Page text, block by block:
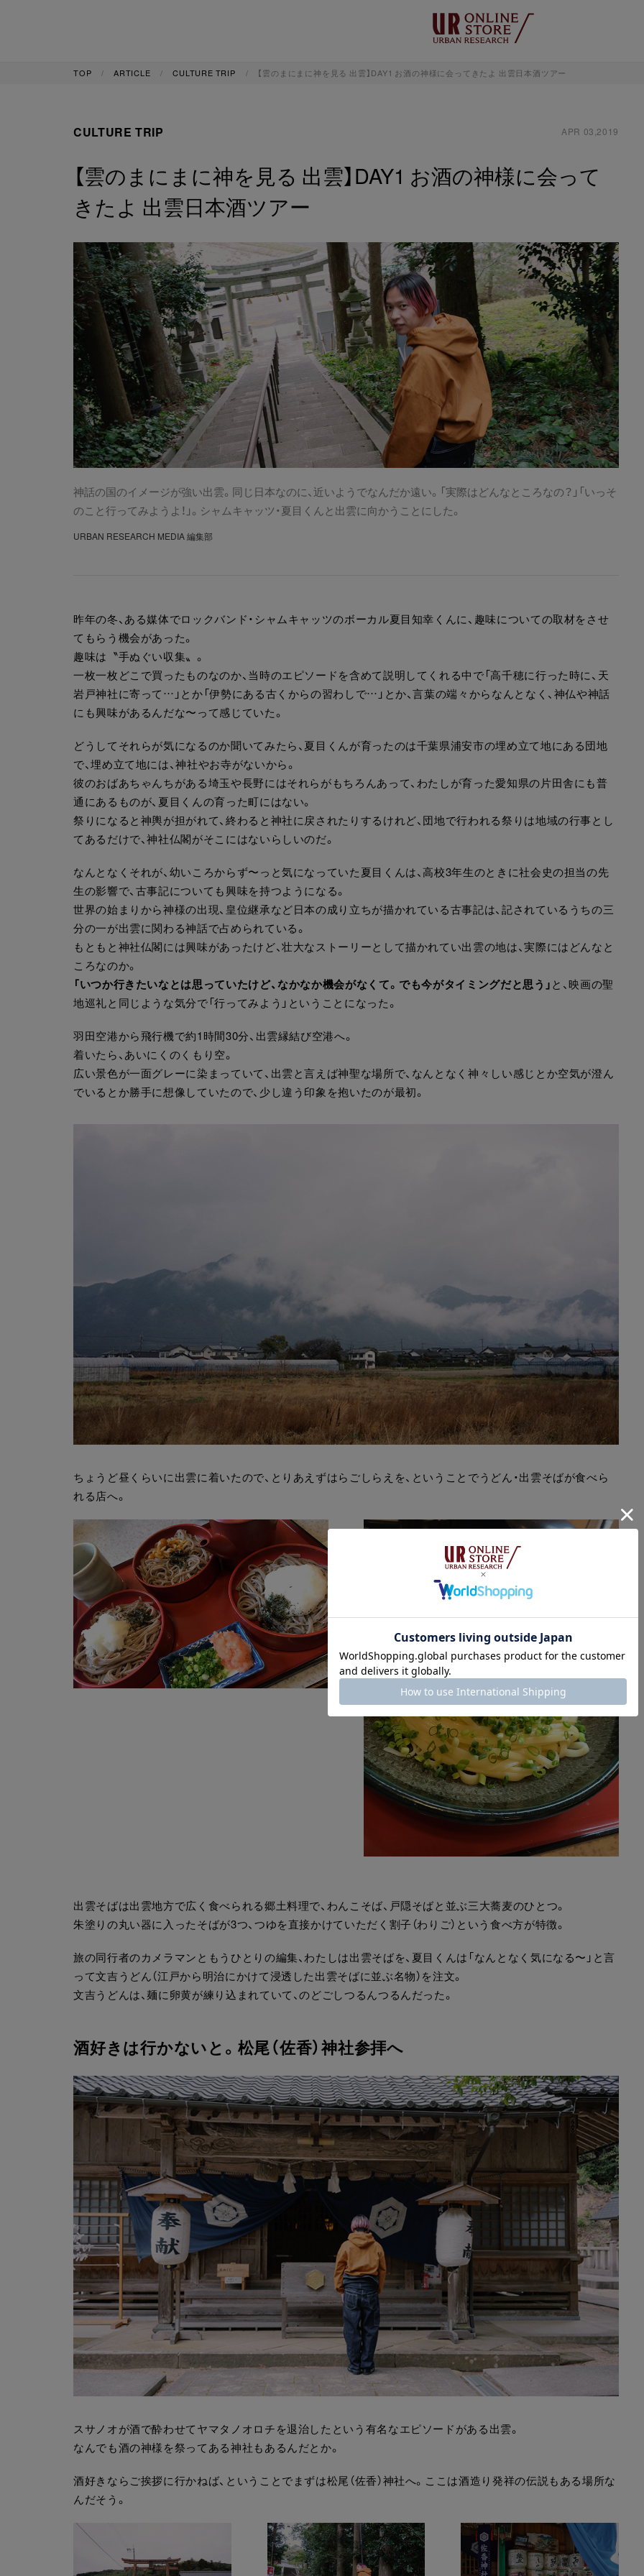
TOP ARTICLE CULTURE TRIP 【雲のまにまに神を見る 出雲】DAY1 お酒の神様に会ってきたよ 出雲日本酒ツアー
CULTURE TRIP APR 03,2019
【雲のまにまに神を見る 出雲】DAY1 お酒の神様に会って
きたよ 出雲日本酒ツアー
神話の国のイメージが強い出雲。同じ日本なのに、近いようでなんだか遠い。「実際はどんなところなの？」「いっそ
のこと行ってみようよ！」。シャムキャッツ・夏目くんと出雲に向かうことにした。
URBAN RESEARCH MEDIA 編集部
昨年の冬、ある媒体でロックバンド・シャムキャッツのボーカル夏目知幸くんに、趣味についての取材をさせ
てもらう機会があった。
趣味は〝手ぬぐい収集〟。
一枚一枚どこで買ったものなのか、当時のエピソードを含めて説明してくれる中で「高千穂に行った時に、天
岩戸神社に寄って…」とか「伊勢にある古くからの習わしで…」とか、言葉の端々からなんとなく、神仏や神話
にも興味があるんだな〜って感じていた。
どうしてそれらが気になるのか聞いてみたら、夏目くんが育ったのは千葉県浦安市の埋め立て地にある団地
で、埋め立て地には、神社やお寺がないから。
彼のおばあちゃんちがある埼玉や長野にはそれらがもちろんあって、わたしが育った愛知県の片田舎にも普
通にあるものが、夏目くんの育った町にはない。
祭りになると神輿が担がれて、終わると神社に戻されたりするけれど、団地で行われる祭りは地域の行事とし
てあるだけで、神社仏閣がそこにはないらしいのだ。
なんとなくそれが、幼いころからず〜っと気になっていた夏目くんは、高校3年生のときに社会史の担当の先
生の影響で、古事記についても興味を持つようになる。
世界の始まりから神様の出現、皇位継承など日本の成り立ちが描かれている古事記は、記されているうちの三
分の一が出雲に関わる神話で占められている。
もともと神社仏閣には興味があったけど、壮大なストーリーとして描かれてい出雲の地は、実際にはどんなと
ころなのか。
「いつか行きたいなとは思っていたけど、なかなか機会がなくて。でも今がタイミングだと思う」と、映画の聖
地巡礼と同じような気分で「行ってみよう」ということになった。
羽田空港から飛行機で約1時間30分、出雲縁結び空港へ。
着いたら、あいにくのくもり空。
広い景色が一面グレーに染まっていて、出雲と言えば神聖な場所で、なんとなく神々しい感じとか空気が澄ん
でいるとか勝手に想像していたので、少し違う印象を抱いたのが最初。
ちょうど昼くらいに出雲に着いたので、とりあえずはらごしらえを、ということでうどん・出雲そばが食べら
れる店へ。
出雲そばは出雲地方で広く食べられる郷土料理で、わんこそば、戸隠そばと並ぶ三大蕎麦のひとつ。
朱塗りの丸い器に入ったそばが3つ、つゆを直接かけていただく割子（わりご）という食べ方が特徴。
旅の同行者のカメラマンともうひとりの編集、わたしは出雲そばを、夏目くんは「なんとなく気になる〜」と言
って文吉うどん（江戸から明治にかけて浸透した出雲そばに並ぶ名物）を注文。
文吉うどんは、麺に卵黄が練り込まれていて、のどごしつるんつるんだった。
酒好きは行かないと。松尾（佐香）神社参拝へ
スサノオが酒で酔わせてヤマタノオロチを退治したという有名なエピソードがある出雲。
なんでも酒の神様を祭ってある神社もあるんだとか。
酒好きならご挨拶に行かねば、ということでまずは松尾（佐香）神社へ。ここは酒造り発祥の伝説もある場所な
んだそう。